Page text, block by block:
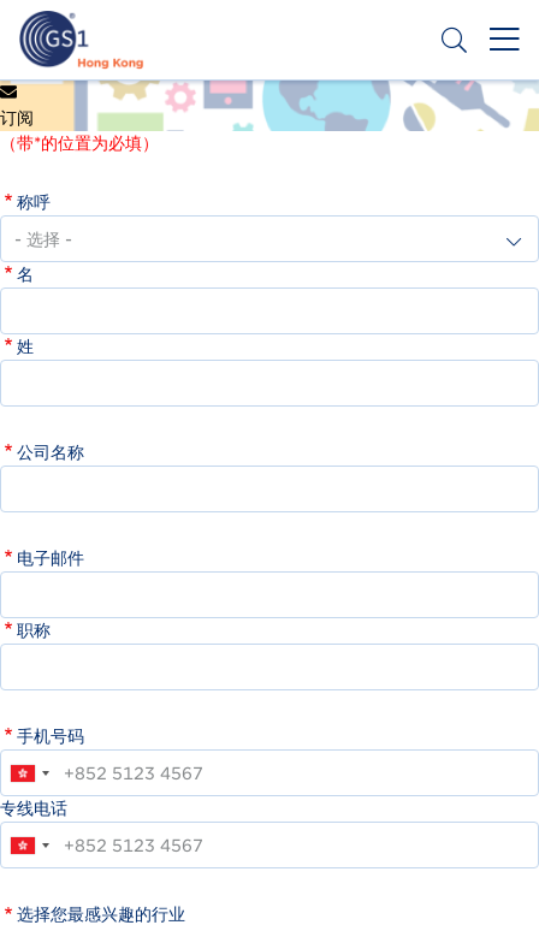
主
要
内
Header
Top
Menu
申请条码
订阅
（带*的位置为必填）
称呼
名
姓
公司名称
电子邮件
职称
手机号码
专线电话
选择您最感兴趣的行业